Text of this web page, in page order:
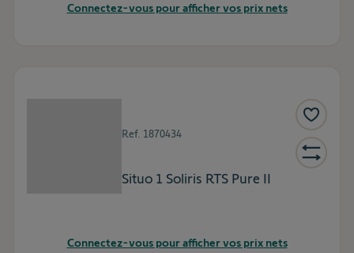
Connectez-vous pour afficher vos prix nets
Ref. 1870434
Situo 1 Soliris RTS Pure II
Connectez-vous pour afficher vos prix nets